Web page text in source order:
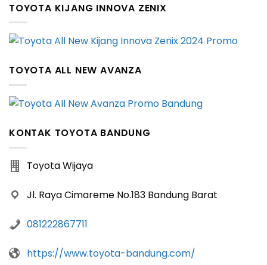
TOYOTA KIJANG INNOVA ZENIX
TOYOTA ALL NEW AVANZA
KONTAK TOYOTA BANDUNG
Toyota Wijaya
Jl. Raya Cimareme No.183 Bandung Barat
081222867711
https://www.toyota-bandung.com/